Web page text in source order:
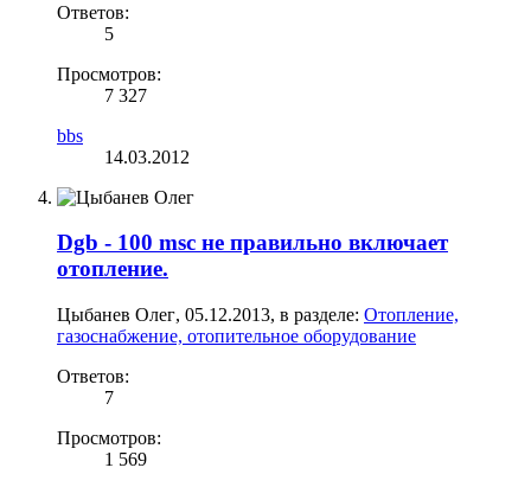
Ответов:
5
Просмотров:
7 327
bbs
14.03.2012
Dgb - 100 msc не правильно включает
отопление.
Цыбанев Олег, 05.12.2013, в разделе: Отопление,
газоснабжение, отопительное оборудование
Ответов:
7
Просмотров:
1 569